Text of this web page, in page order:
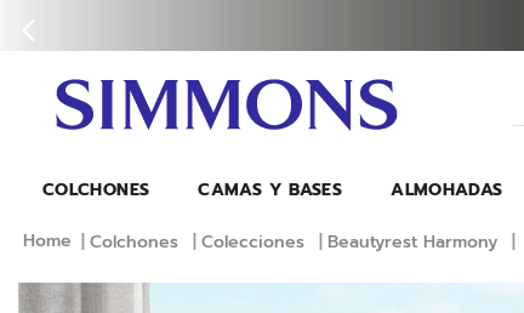
COLCHONES CAMAS Y BASES ALMOHADAS
Colchones Colecciones Beautyrest Harmony